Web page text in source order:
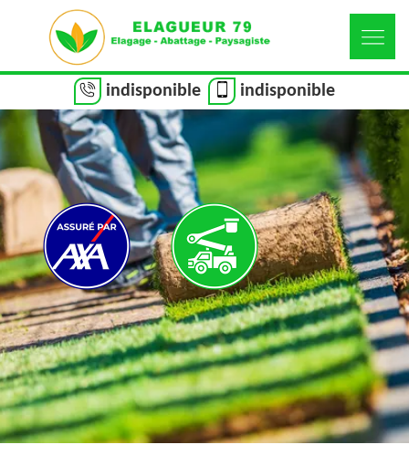
indisponible indisponible